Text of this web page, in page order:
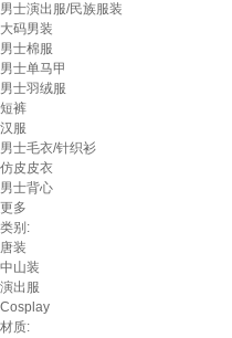
男士演出服/民族服装
大码男装
男士棉服
男士单马甲
男士羽绒服
短裤
汉服
男士毛衣/针织衫
仿皮皮衣
男士背心
更多
类别:
唐装
中山装
演出服
Cosplay
材质: